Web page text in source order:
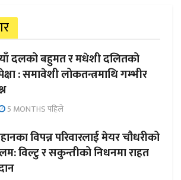
दलको बहुमत र मधेशी दलितको
: समावेशी लोकतन्त्रमाथि गम्भीर
5 MONTHS पहिले
विपन्न परिवारलाई मेयर चौधरीको
विल्टु र सकुन्तीको निधनमा राहत